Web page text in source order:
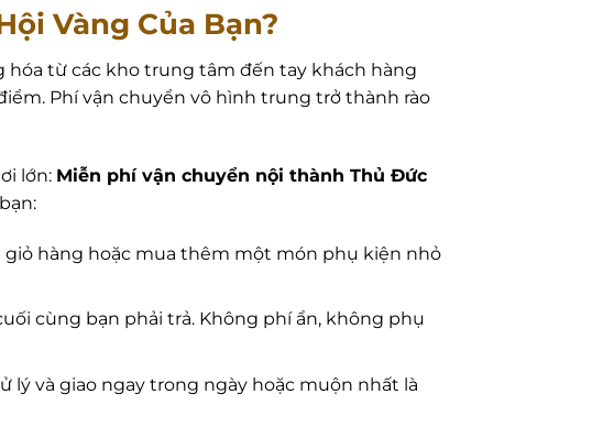
Vàng Của Bạn?
hóa từ các kho trung tâm đến tay khách hàng
Phí vận chuyển vô hình trung trở thành rào
lớn: Miễn phí vận chuyển nội thành Thủ Đức
hàng hoặc mua thêm một món phụ kiện nhỏ
cùng bạn phải trả. Không phí ẩn, không phụ
và giao ngay trong ngày hoặc muộn nhất là